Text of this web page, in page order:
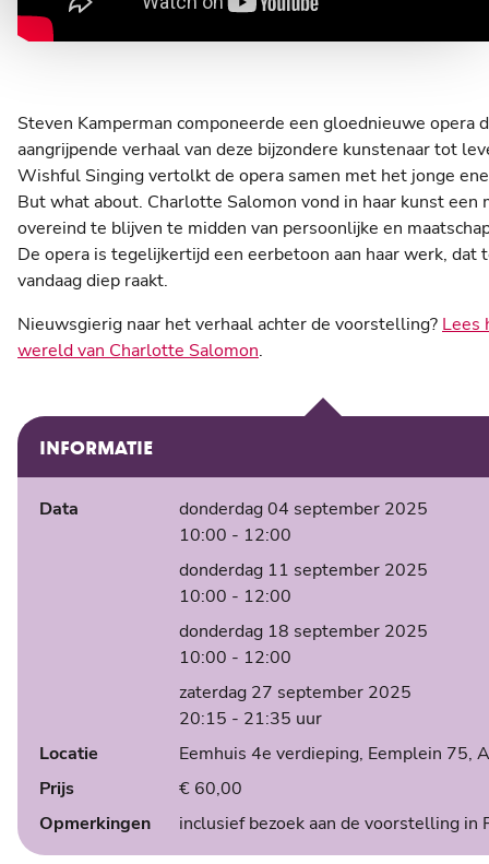
Steven Kamperman componeerde een gloednieuwe opera
aangrijpende verhaal van deze bijzondere kunstenaar tot
Wishful Singing vertolkt de opera samen met het jonge
But what about. Charlotte Salomon vond in haar kunst een
overeind te blijven te midden van persoonlijke en
De opera is tegelijkertijd een eerbetoon aan haar werk, dat
vandaag diep raakt.
Nieuwsgierig naar het verhaal achter de voorstelling? Lees
wereld van Charlotte Salomon.
INFORMATIE
Data
donderdag 04 september 2025
10:00 - 12:00
donderdag 11 september 2025
10:00 - 12:00
donderdag 18 september 2025
10:00 - 12:00
zaterdag 27 september 2025
20:15 - 21:35 uur
Locatie
Eemhuis 4e verdieping, Eemplein 75,
Prijs
€ 60,00
Opmerkingen
inclusief bezoek aan de voorstelling in